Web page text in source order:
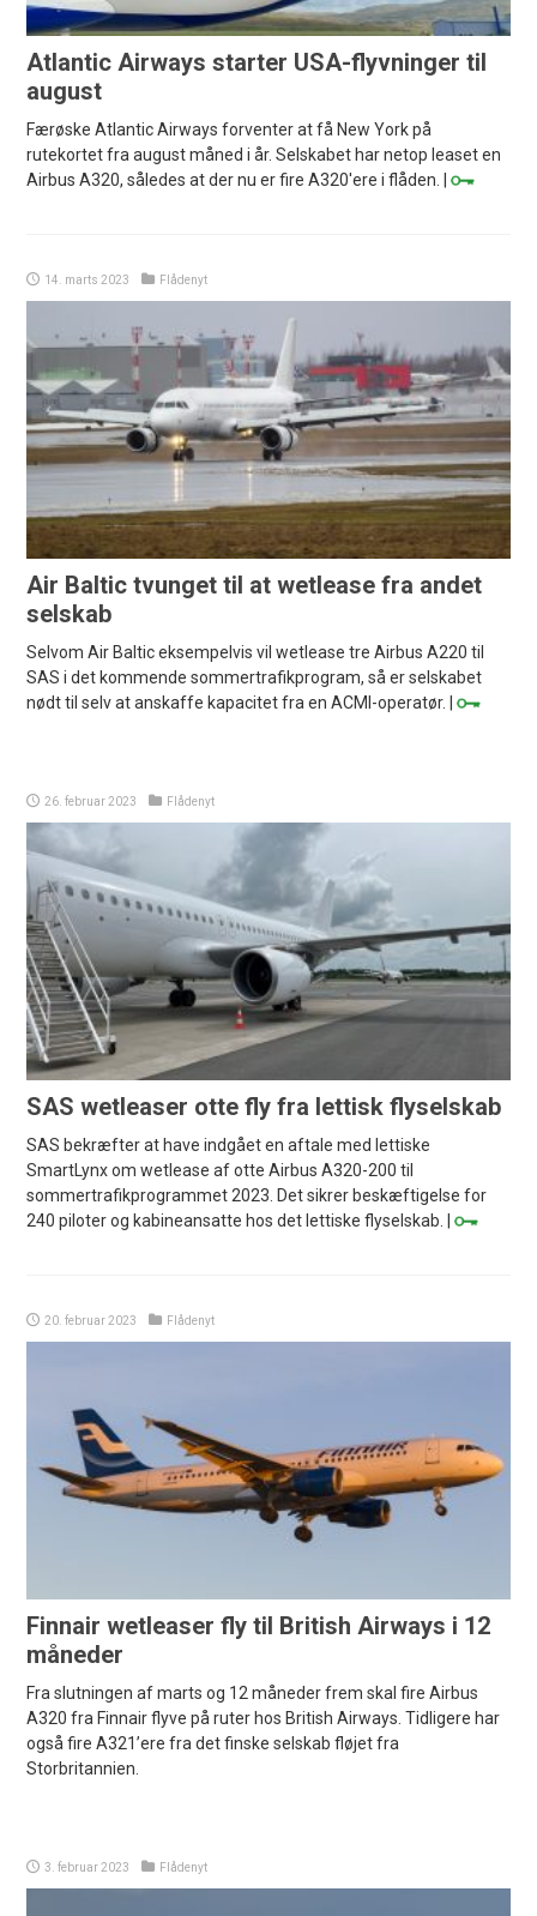
Atlantic Airways starter USA-flyvninger til
august
Færøske Atlantic Airways forventer at få New York på
rutekortet fra august måned i år. Selskabet har netop leaset en
Airbus A320, således at der nu er fire A320'ere i flåden. |
14. marts 2023 Flådenyt
Air Baltic tvunget til at wetlease fra andet
selskab
Selvom Air Baltic eksempelvis vil wetlease tre Airbus A220 til
SAS i det kommende sommertrafikprogram, så er selskabet
nødt til selv at anskaffe kapacitet fra en ACMI-operatør. |
26. februar 2023 Flådenyt
SAS wetleaser otte fly fra lettisk flyselskab
SAS bekræfter at have indgået en aftale med lettiske
SmartLynx om wetlease af otte Airbus A320-200 til
sommertrafikprogrammet 2023. Det sikrer beskæftigelse for
240 piloter og kabineansatte hos det lettiske flyselskab. |
20. februar 2023 Flådenyt
Finnair wetleaser fly til British Airways i 12
måneder
Fra slutningen af marts og 12 måneder frem skal fire Airbus
A320 fra Finnair flyve på ruter hos British Airways. Tidligere har
også fire A321’ere fra det finske selskab fløjet fra
Storbritannien.
3. februar 2023 Flådenyt